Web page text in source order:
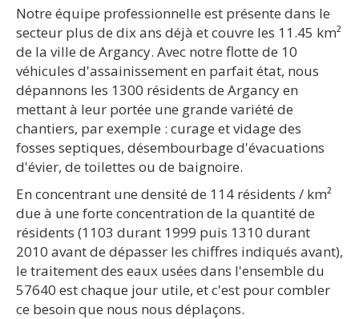
Notre équipe professionnelle est présente dans le
secteur plus de dix ans déjà et couvre les 11.45 km²
de la ville de Argancy. Avec notre flotte de 10
véhicules d'assainissement en parfait état, nous
dépannons les 1300 résidents de Argancy en
mettant à leur portée une grande variété de
chantiers, par exemple : curage et vidage des
fosses septiques, désembourbage d'évacuations
d'évier, de toilettes ou de baignoire.
En concentrant une densité de 114 résidents / km²
due à une forte concentration de la quantité de
résidents (1103 durant 1999 puis 1310 durant
2010 avant de dépasser les chiffres indiqués avant),
le traitement des eaux usées dans l'ensemble du
57640 est chaque jour utile, et c'est pour combler
ce besoin que nous nous déplaçons.